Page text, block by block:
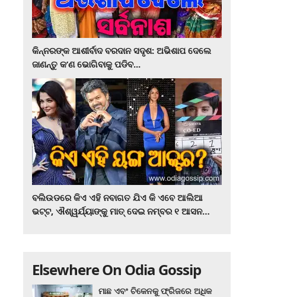
କିନ୍ନରଙ୍କ ଆଶୀର୍ବାଦ ବରଦାନ ସଦୃଶ: ଅଭିଶାପ ଦେଲେ
ଜାଣନ୍ତୁ କ’ଣ ଭୋଗିବାକୁ ପଡିବ...
ବଲିଉଡରେ କିଏ ଏହି ନବାଗତ ଯିଏ କି ଏବେ ଆଲିଆ
ଭଟ୍ଟ, ଐଶ୍ୱର୍ଯ୍ୟାଙ୍କୁ ମାତ୍‌ ଦେଇ ନମ୍ବର ୧ ଆସନ
Elsewhere On Odia Gossip
ମାଛ ଏବଂ ଚିକେନକୁ ଫ୍ରିଜରେ ଅଧିକ